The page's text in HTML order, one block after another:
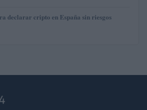
declarar cripto en España sin riesgos